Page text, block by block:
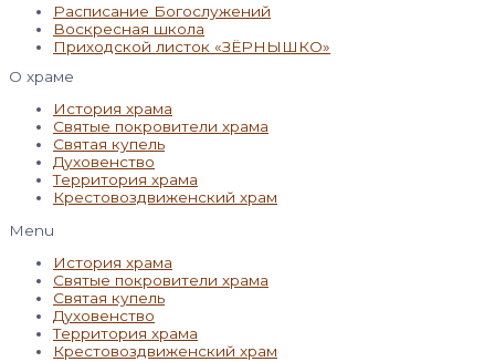
Расписание Богослужений
Воскресная школа
Приходской листок «ЗЁРНЫШКО»
О храме
История храма
Святые покровители храма
Святая купель
Духовенство
Территория храма
Крестовоздвиженский храм
Menu
История храма
Святые покровители храма
Святая купель
Духовенство
Территория храма
Крестовоздвиженский храм